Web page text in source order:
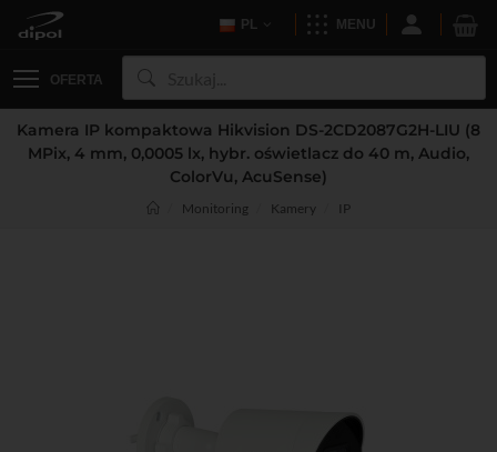
PL MENU
OFERTA
Kamera IP kompaktowa Hikvision DS-2CD2087G2H-LIU (8
MPix, 4 mm, 0,0005 lx, hybr. oświetlacz do 40 m, Audio,
ColorVu, AcuSense)
Monitoring Kamery IP